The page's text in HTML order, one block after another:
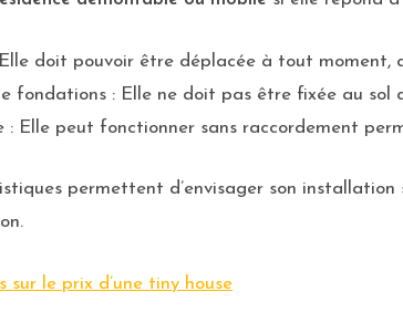
doit pouvoir être déplacée à tout moment,
fondations : Elle ne doit pas être fixée au sol
: Elle peut fonctionner sans raccordement
permettent d’envisager son
sur le prix d’une tiny house